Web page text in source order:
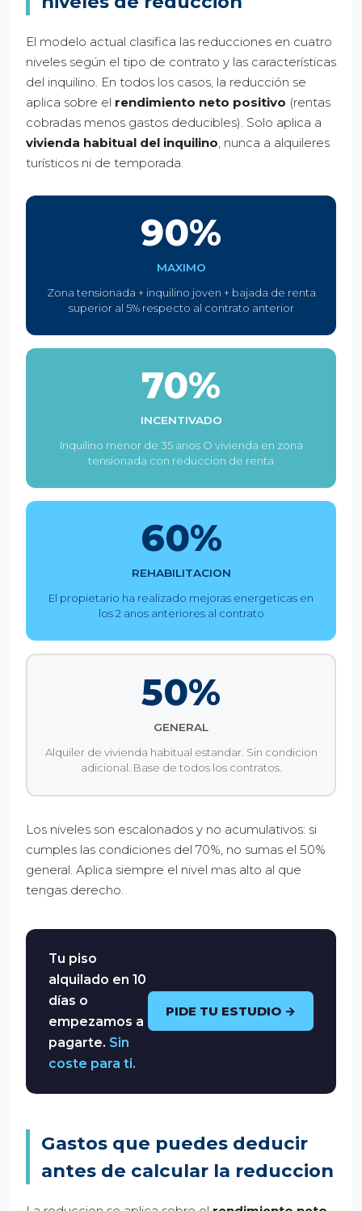
El modelo actual clasifica las reducciones en cuatro
niveles según el tipo de contrato y las características
del inquilino. En todos los casos, la reducción se
aplica sobre el rendimiento neto positivo (rentas
cobradas menos gastos deducibles). Solo aplica a
vivienda habitual del inquilino , nunca a alquileres
turísticos ni de temporada.
90%
MAXIMO
Zona tensionada + inquilino joven + bajada de renta
superior al 5% respecto al contrato anterior
70%
INCENTIVADO
Inquilino menor de 35 anos O vivienda en zona
tensionada con reduccion de renta
60%
REHABILITACION
El propietario ha realizado mejoras energeticas en
los 2 anos anteriores al contrato
50%
GENERAL
Alquiler de vivienda habitual estandar. Sin condicion
adicional. Base de todos los contratos.
Los niveles son escalonados y no acumulativos: si
cumples las condiciones del 70%, no sumas el 50%
general. Aplica siempre el nivel mas alto al que
tengas derecho.
Tu piso
alquilado en 10
días o
empezamos a
pagarte. Sin
coste para ti.
PIDE TU ESTUDIO →
Gastos que puedes deducir
antes de calcular la reduccion